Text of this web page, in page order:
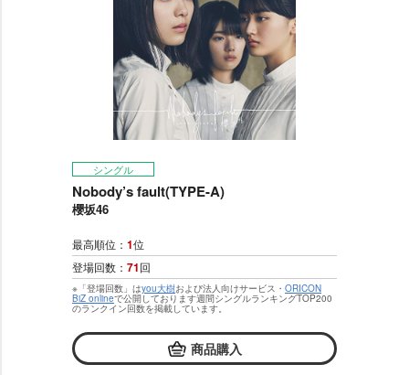
シングル
Nobody’s fault(TYPE-A)
櫻坂46
最高順位： 1位
登場回数： 71回
※「登場回数」はyou大樹および法人向けサービス・ ORICON
BiZ onlineで公開しております週間シングルランキングTOP200
のランクイン回数を掲載しています。
商品購入